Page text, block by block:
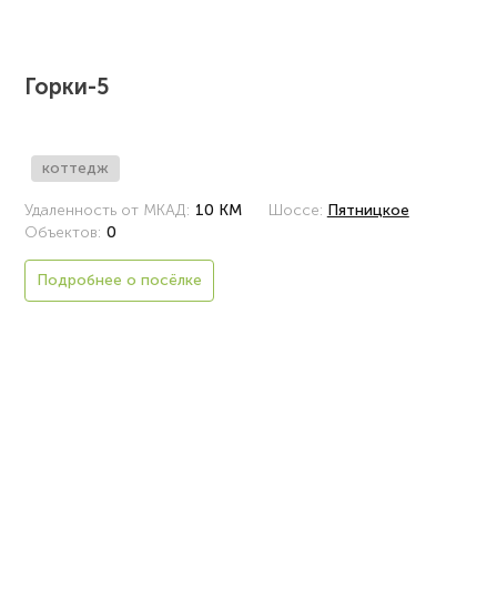
Горки-5
коттедж
Удаленность от МКАД: 10 КМ Шоссе: Пятницкое
Объектов: 0
Подробнее о посёлке